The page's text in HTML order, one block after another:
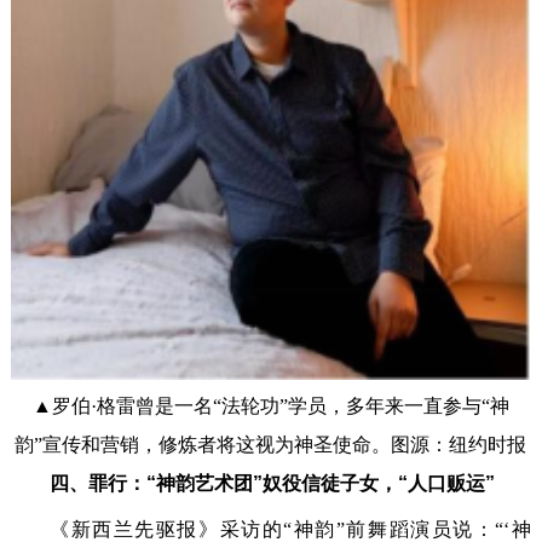
▲罗伯·格雷曾是一名“法轮功”学员，多年来一直参与“神
韵”宣传和营销，修炼者将这视为神圣使命。图源：纽约时报
四、罪行：“神韵艺术团”奴役信徒子女，“人口贩运”
《新西兰先驱报》采访的“神韵”前舞蹈演员说：“‘神